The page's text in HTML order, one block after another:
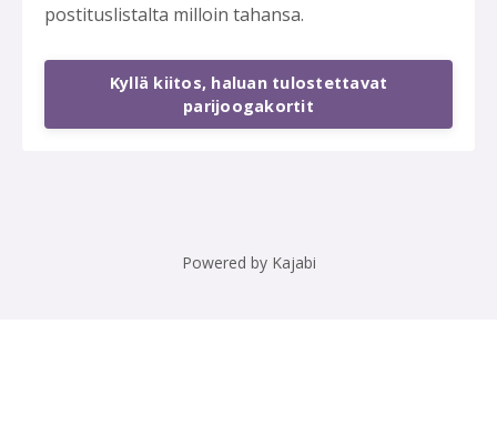
postituslistalta milloin tahansa.
Kyllä kiitos, haluan tulostettavat
parijoogakortit
Powered by Kajabi